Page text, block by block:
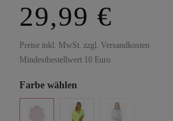
29,99 €
Preise inkl. MwSt. zzgl. Versandkosten
Mindestbestellwert 10 Euro
Farbe wählen